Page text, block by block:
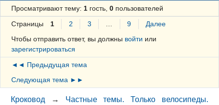
Просматривают тему: 1гость, 0пользователей
Страницы 1 2 3 9
Далее
Чтобы отправить ответ, вы должны войти или
зарегистрироваться
◄◄ Предыдущая тема
Следующая тема ►►
Кроковод → Частные темы. Только велосипеды.